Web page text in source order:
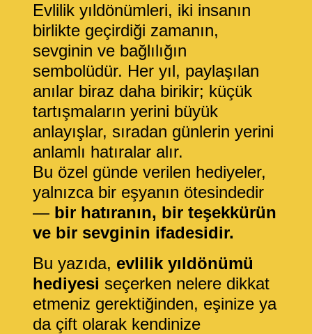
Evlilik yıldönümleri, iki insanın
birlikte geçirdiği zamanın,
sevginin ve bağlılığın
sembolüdür. Her yıl, paylaşılan
anılar biraz daha birikir; küçük
tartışmaların yerini büyük
anlayışlar, sıradan günlerin yerini
anlamlı hatıralar alır.
Bu özel günde verilen hediyeler,
yalnızca bir eşyanın ötesindedir
— bir hatıranın, bir teşekkürün
ve bir sevginin ifadesidir.
Bu yazıda, evlilik yıldönümü
hediyesi seçerken nelere dikkat
etmeniz gerektiğinden, eşinize ya
da çift olarak kendinize